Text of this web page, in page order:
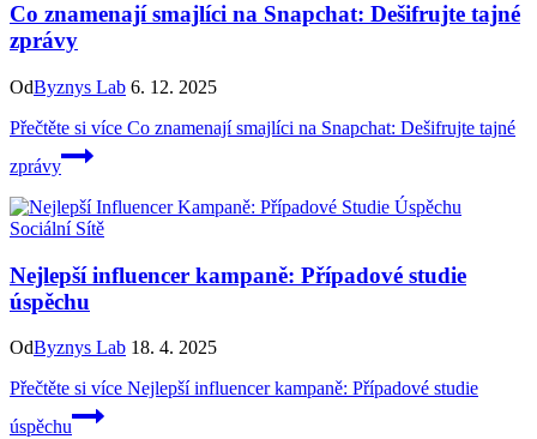
Co znamenají smajlíci na Snapchat: Dešifrujte tajné
zprávy
OdByznys Lab 6. 12. 2025
Přečtěte si více Co znamenají smajlíci na Snapchat: Dešifrujte tajné
zprávy
Sociální Sítě
Nejlepší influencer kampaně: Případové studie
úspěchu
OdByznys Lab 18. 4. 2025
Přečtěte si více Nejlepší influencer kampaně: Případové studie
úspěchu